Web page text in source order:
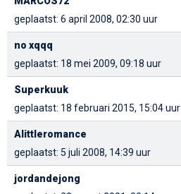
geplaatst: 6 april 2008, 02:30 uur
no xqqq
geplaatst: 18 mei 2009, 09:18 uur
Superkuuk
geplaatst: 18 februari 2015, 15:04 uur
Alittleromance
geplaatst: 5 juli 2008, 14:39 uur
jordandejong